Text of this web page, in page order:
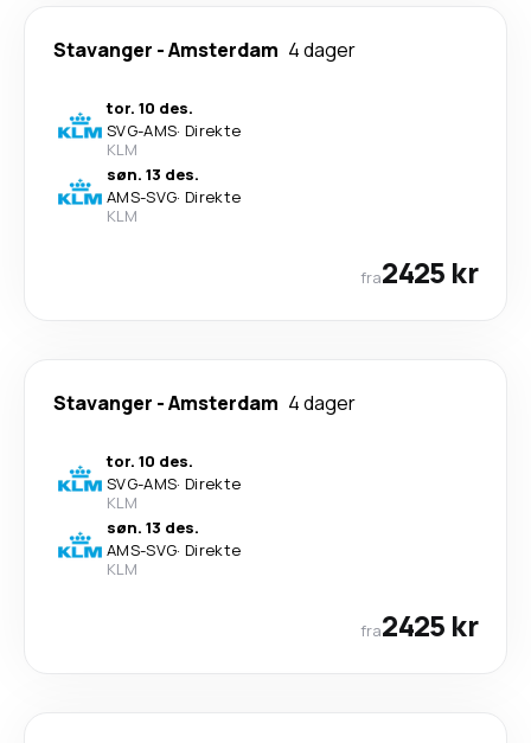
Stavanger -Amsterdam 4 dager
tor. 10 des.
SVG-AMS· Direkte
KLM
søn. 13 des.
AMS-SVG· Direkte
KLM
fra2425 kr
Stavanger -Amsterdam 4 dager
tor. 10 des.
SVG-AMS· Direkte
KLM
søn. 13 des.
AMS-SVG· Direkte
KLM
fra2425 kr